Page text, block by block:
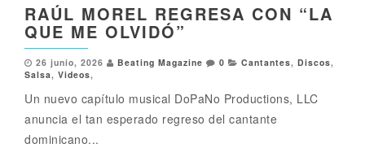
RAÚL MOREL REGRESA CON “LA
QUE ME OLVIDÓ”
26 junio, 2026 Beating Magazine 0 Cantantes, Discos,
Salsa, Videos,
Un nuevo capítulo musical DoPaNo Productions, LLC
anuncia el tan esperado regreso del cantante
dominicano...